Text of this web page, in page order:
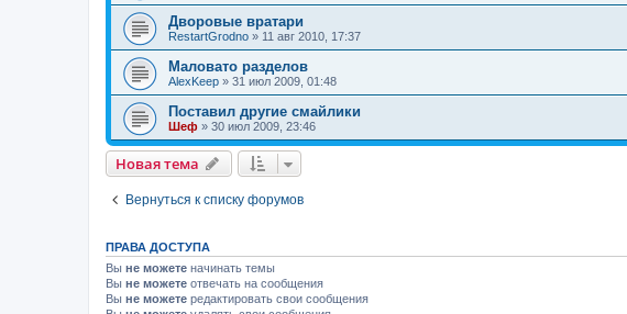
Дворовые вратари
RestartGrodno » 11 авг 2010, 17:37
Маловато разделов
AlexKeep » 31 июл 2009, 01:48
Поставил другие смайлики
Шеф » 30 июл 2009, 23:46
Новая тема
Вернуться к списку форумов
ПРАВА ДОСТУПА
Вы не можете начинать темы
Вы не можете отвечать на сообщения
Вы не можете редактировать свои сообщения